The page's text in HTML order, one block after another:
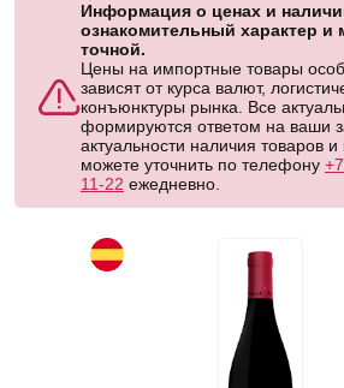
Информация о ценах и
ознакомительный характер и
точной.
Цены на импортные товары
зависят от курса валют,
конъюнктуры рынка. Все
формируются ответом на ваши
актуальности наличия товаров
можете уточнить по телефону
11-22 ежедневно.